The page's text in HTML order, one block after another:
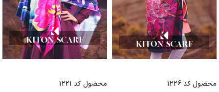
محصول کد 1226
محصول کد 1221